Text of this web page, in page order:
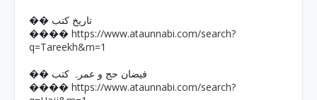
�� تاریخ کتب
���� https://www.ataunnabi.com/search?
q=Tareekh&m=1
�� فیضان حج و عمرہ کتب
���� https://www.ataunnabi.com/search?